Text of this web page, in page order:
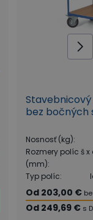
bez bočných
Nosnosť (kg):
Rozmery políc š x
(mm):
Typ políc:
Od 203,00 €
Od 249,69 € s